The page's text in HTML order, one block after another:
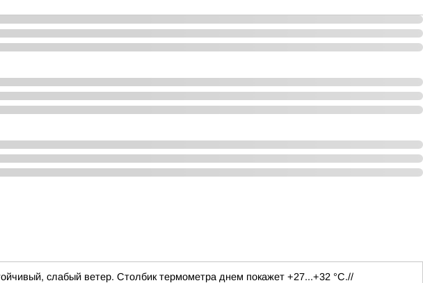
слабый ветер. Столбик термометра днем покажет +27...+32 °C.//